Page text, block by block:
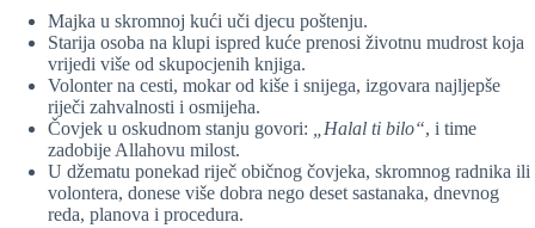
Majka u skromnoj kući uči djecu poštenju.
Starija osoba na klupi ispred kuće prenosi životnu mudrost koja
vrijedi više od skupocjenih knjiga.
Volonter na cesti, mokar od kiše i snijega, izgovara najljepše
riječi zahvalnosti i osmijeha.
Čovjek u oskudnom stanju govori:
„Halal ti bilo“, i time
zadobije Allahovu milost.
U džematu ponekad riječ običnog čovjeka, skromnog radnika ili
volontera, donese više dobra nego deset sastanaka, dnevnog
reda, planova i procedura.